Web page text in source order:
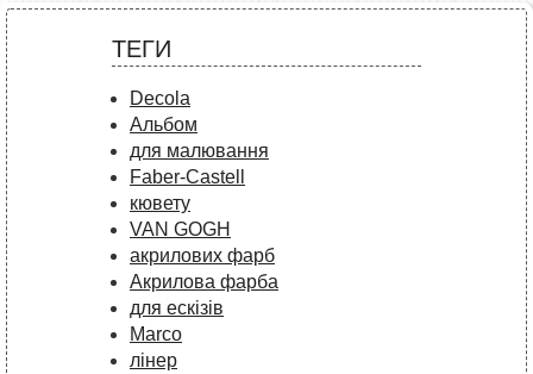
ТЕГИ
Decola
Альбом
для малювання
Faber-Castell
кювету
VAN GOGH
акрилових фарб
Акрилова фарба
для ескізів
Marco
лінер